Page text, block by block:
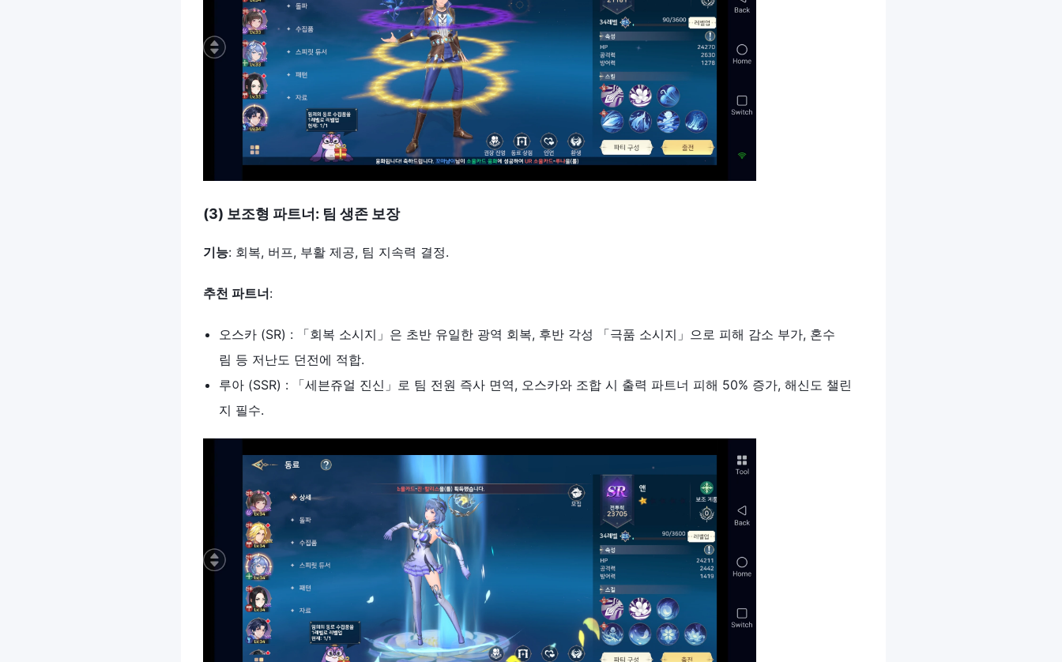
(3) 보조형 파트너 : 팀 생존 보장
기능: 회복, 버프, 부활 제공, 팀 지속력 결정.
추천 파트너:
오스카 (SR) : 「회복 소시지」은 초반 유일한 광역 회복, 후반 각성 「극품 소시지」으로 피해 감소 부가, 혼수
림 등 저난도 던전에 적합.
루아 (SSR) : 「세븐쥬얼 진신」로 팀 전원 즉사 면역, 오스카와 조합 시 출력 파트너 피해 50% 증가, 해신도 챌린
지 필수.